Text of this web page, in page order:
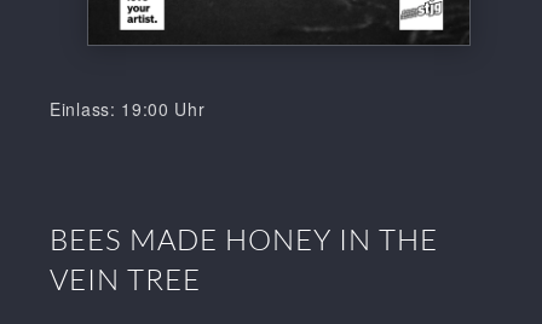
Einlass: 19:00 Uhr
BEES MADE HONEY IN THE
VEIN TREE